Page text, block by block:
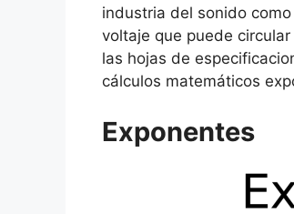
industria del sonido
voltaje que puede
las hojas de
cálculos matemáticos
Exponentes